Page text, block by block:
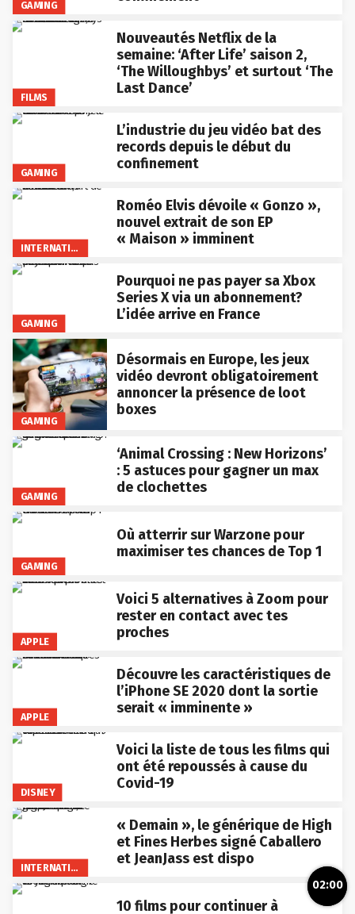
GAMING
FILMS
Nouveautés Netflix de la
semaine: ‘After Life’ saison 2,
‘The Willoughbys’ et surtout ‘The
Last Dance’
GAMING
L’industrie du jeu vidéo bat des
records depuis le début du
confinement
INTERNATIONAL
Roméo Elvis dévoile « Gonzo »,
nouvel extrait de son EP
« Maison » imminent
GAMING
Pourquoi ne pas payer sa Xbox
Series X via un abonnement?
L’idée arrive en France
GAMING
Désormais en Europe, les jeux
vidéo devront obligatoirement
annoncer la présence de loot
boxes
GAMING
‘Animal Crossing : New Horizons’
: 5 astuces pour gagner un max
de clochettes
GAMING
Où atterrir sur Warzone pour
maximiser tes chances de Top 1
APPLE
Voici 5 alternatives à Zoom pour
rester en contact avec tes
proches
APPLE
Découvre les caractéristiques de
l’iPhone SE 2020 dont la sortie
serait « imminente »
DISNEY
Voici la liste de tous les films qui
ont été repoussés à cause du
Covid-19
INTERNATIONAL
« Demain », le générique de High
et Fines Herbes signé Caballero
et JeanJass est dispo
10 films pour continuer à
02:00